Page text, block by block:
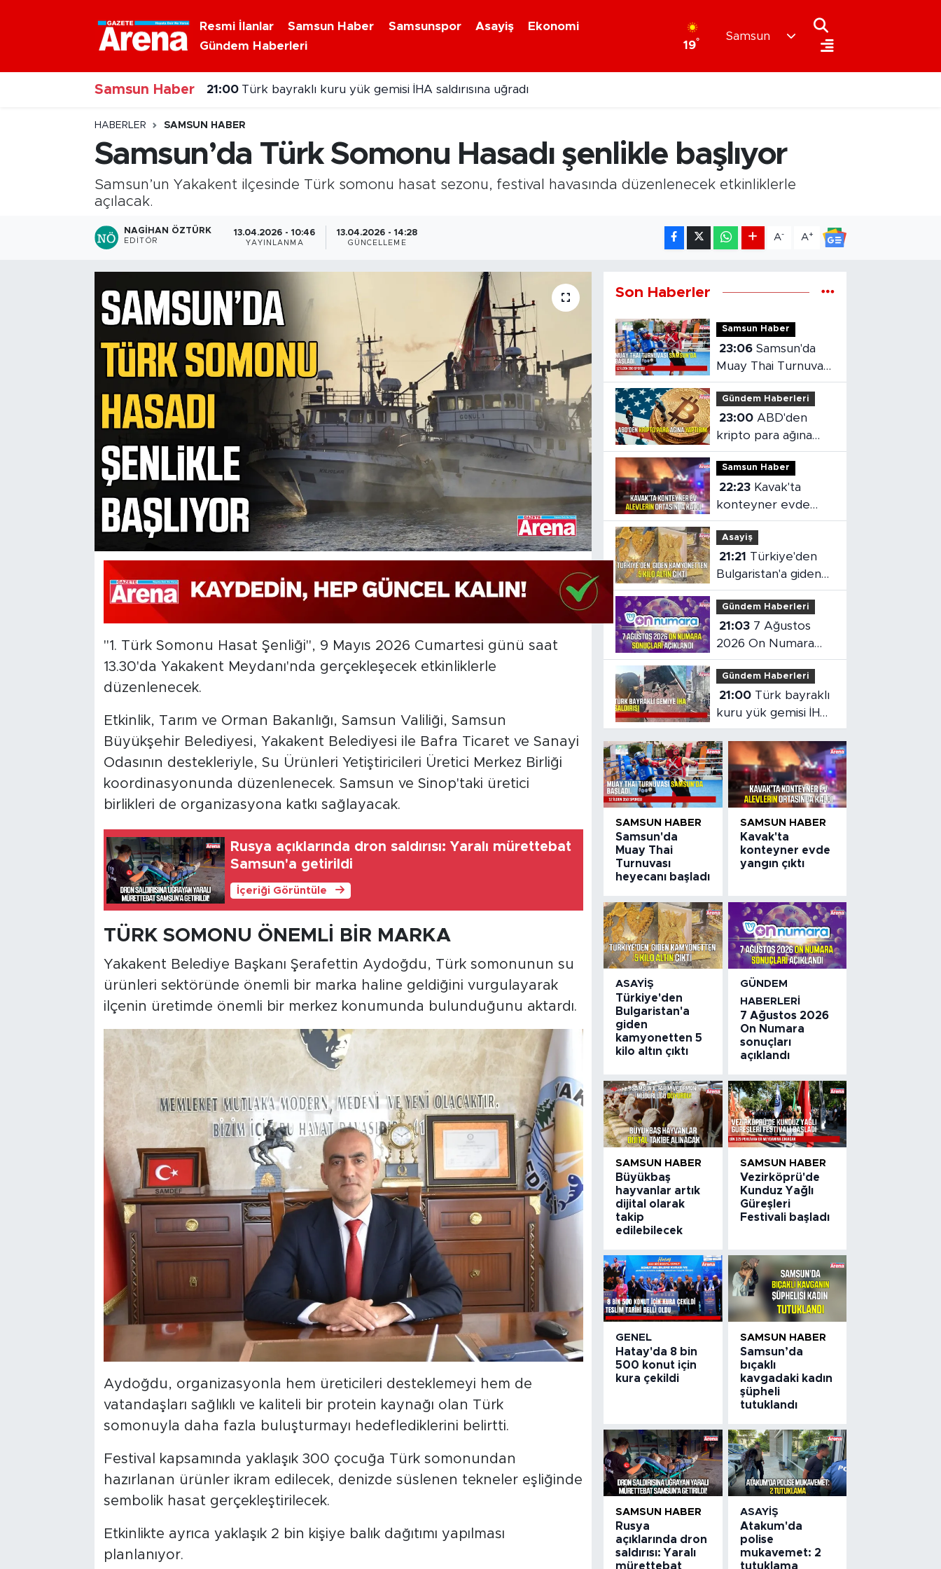
Resmi İlanlar Samsun Haber Samsunspor Asayiş
Ekonomi
Gündem Haberleri
19°
Samsun
Samsun Haber
21:00 Türk bayraklı kuru yük gemisi İHA saldırısına uğradı
HABERLER SAMSUN HABER
Samsun’da Türk Somonu Hasadı şenlikle başlıyor
Samsun’un Yakakent ilçesinde Türk somonu hasat sezonu, festival havasında düzenlenecek etkinliklerle
açılacak.
NAGIHAN ÖZTÜRK
EDITÖR
13.04.2026 - 10:46
YAYINLANMA
13.04.2026 - 14:28
GÜNCELLEME
A- A+
"1. Türk Somonu Hasat Şenliği", 9 Mayıs 2026 Cumartesi günü saat
13.30'da Yakakent Meydanı'nda gerçekleşecek etkinliklerle
düzenlenecek.
Etkinlik, Tarım ve Orman Bakanlığı, Samsun Valiliği, Samsun
Büyükşehir Belediyesi, Yakakent Belediyesi ile Bafra Ticaret ve Sanayi
Odasının destekleriyle, Su Ürünleri Yetiştiricileri Üretici Merkez Birliği
koordinasyonunda düzenlenecek. Samsun ve Sinop'taki üretici
birlikleri de organizasyona katkı sağlayacak.
Rusya açıklarında dron saldırısı: Yaralı mürettebat
Samsun'a getirildi
İçeriği Görüntüle
TÜRK SOMONU ÖNEMLİ BİR MARKA
Yakakent Belediye Başkanı Şerafettin Aydoğdu, Türk somonunun su
ürünleri sektöründe önemli bir marka haline geldiğini vurgulayarak
ilçenin üretimde önemli bir merkez konumunda bulunduğunu aktardı.
Aydoğdu, organizasyonla hem üreticileri desteklemeyi hem de
vatandaşları sağlıklı ve kaliteli bir protein kaynağı olan Türk
somonuyla daha fazla buluşturmayı hedeflediklerini belirtti.
Festival kapsamında yaklaşık 300 çocuğa Türk somonundan
hazırlanan ürünler ikram edilecek, denizde süslenen tekneler eşliğinde
sembolik hasat gerçekleştirilecek.
Etkinlikte ayrıca yaklaşık 2 bin kişiye balık dağıtımı yapılması
planlanıyor.
Son Haberler
Samsun Haber
23:06 Samsun'da
Muay Thai Turnuvası
heyecanı başladı
Gündem Haberleri
23:00 ABD'den
kripto para ağına
yaptırım
Samsun Haber
22:23
konteyner evde
yangın çıktı
Asayiş
21:21
Bulgaristan'a giden
kamyonetten 5 kilo
altın çıktı
Gündem Haberleri
21:03
2026 On Numara
sonuçları açıklandı
Gündem Haberleri
21:00
kuru yük gemisi İHA
saldırısına uğradı
SAMSUN HABER
Samsun'da
Muay Thai
Turnuvası
heyecanı başladı
SAMSUN HABER
Kavak'ta
konteyner evde
yangın çıktı
ASAYIŞ
Türkiye'den
Bulgaristan'a
giden
kamyonetten 5
kilo altın çıktı
GÜNDEM
HABERLERI
7 Ağustos 2026
On Numara
sonuçları
açıklandı
SAMSUN HABER
Büyükbaş
hayvanlar artık
dijital olarak
takip
edilebilecek
SAMSUN HABER
Vezirköprü'de
Kunduz Yağlı
Güreşleri
Festivali başladı
GENEL
Hatay'da 8 bin
500 konut için
kura çekildi
SAMSUN HABER
Samsun’da
bıçaklı
kavgadaki kadın
şüpheli
tutuklandı
SAMSUN HABER
Rusya
açıklarında dron
saldırısı: Yaralı
mürettebat
ASAYIŞ
Atakum'da
polise
mukavemet: 2
tutuklama
Nöbetçi Eczaneler
Hava Durumu
Samsun Namaz Vakitleri
Trafik Durumu
Süper Lig Puan Durumu ve Fikstür
Tüm Manşetler
Haber Arşivi